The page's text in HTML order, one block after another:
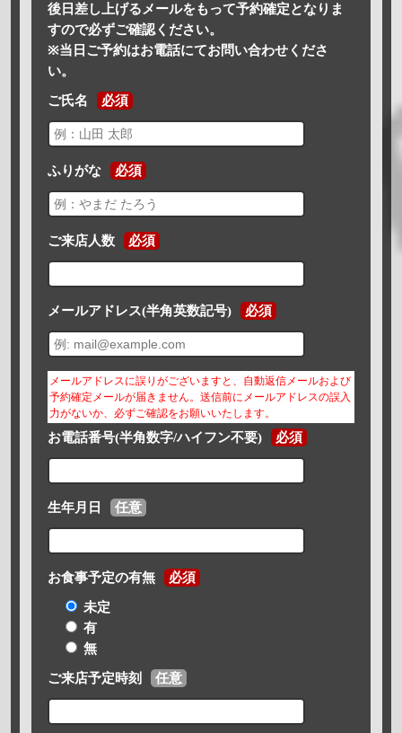
後日差し上げるメールをもって予約確定となりま
すので必ずご確認ください。
※当日ご予約はお電話にてお問い合わせくださ
い。
ご氏名 必須
ふりがな 必須
ご来店人数 必須
メールアドレス(半角英数記号) 必須
メールアドレスに誤りがございますと、自動返信メールおよび
予約確定メールが届きません。送信前にメールアドレスの誤入
力がないか、必ずご確認をお願いいたします。
お電話番号(半角数字/ハイフン不要) 必須
生年月日 任意
お食事予定の有無 必須
未定
有
無
ご来店予定時刻 任意